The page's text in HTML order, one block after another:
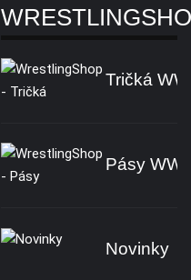
Tričká
Pásy
Novinky